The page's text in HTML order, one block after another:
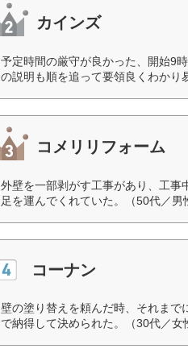
カインズ
予定時間の厳守が良かった、開始9
の説明も順を追って要領良くわかり
コメリリフォーム
外壁を一部剥がす工事があり、工事
足を運んでくれていた。（50代／男
コーナン
壁の塗り替えを頼んだ時、それまで
で納得して決められた。（30代／女